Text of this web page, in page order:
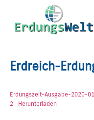
Erdreich-
Erdungszeit-Ausgabe-2020-
2
Herunterladen